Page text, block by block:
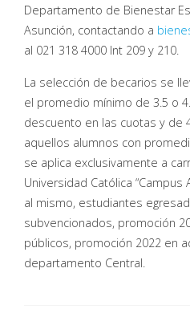
Departamento de Bienestar
Asunción, contactando a
al 021 318 4000 Int 209 y 210.
La selección de becarios se
el promedio mínimo de 3.5 o
descuento en las cuotas y de
aquellos alumnos con
se aplica exclusivamente a
Universidad Católica
al mismo, estudiantes
subvencionados, promoción
públicos, promoción 2022 en
departamento Central.